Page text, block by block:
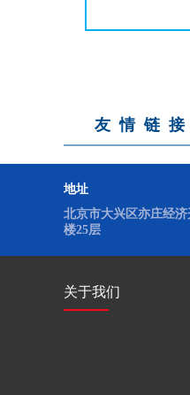
友情链接
地址
北京市大兴区亦庄经
楼25层
关于我们